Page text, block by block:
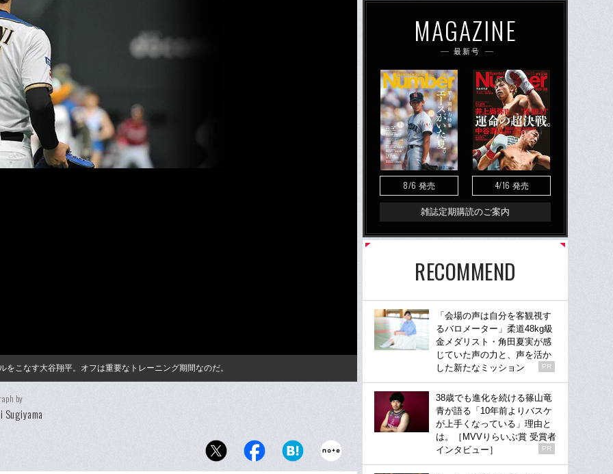
こなす大谷翔平。オフは重要なトレーニング期間なのだ。
by
Sugiyama
MAGAZINE
最新号
8/6 発売 4/16 発売
雑誌定期購読のご案内
RECOMMEND
「会場の声は自分を客観視す
るバロメーター」柔道48kg級
金メダリスト・角田夏実が感
じていた声の力と、声を活か
した新たなミッション
PR
38歳でも進化を続ける篠山竜
青が語る「10年前よりバスケ
が上手くなっている」理由と
は。［MVVりらいぶ賞 受賞者
インタビュー］
PR